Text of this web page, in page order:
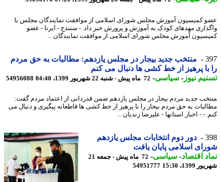
کمیسیون آموزش مجلس شورای اسلامی از موافقت نمایندگان مجلس با
مهدهای کودک به آموزش و پرورش خبر داد. - سنندج - ایرنا - عضو
آموزش مجلس شورای اسلامی از موافقت نمایندگان ...
منتخب جدید بیجار در مجلس یازدهم: مطالبات به حق مردم
با پرهیز از خط کشی ها دنبال می کنم
نیوز-سیاسی-72 ماه پیش - شنبه 22 شهریور 1399، 04:40 54956088
جدید مردم بیجار در مجلس یازدهم ضمن قدردانی از اعتماد مردم گفت:
به حق مردم بیجار را با پرهیز از خط کشی ها قاطعانه پیگیری و دنبال می
- - اخبار استانها - علیرضا زندیان ...
دور دوم انتخابات مجلس یازدهم
اسلامی پایان یافت
اقتصاد-سیاسی-
72 ماه پیش - جمعه 21
15:30
54951777